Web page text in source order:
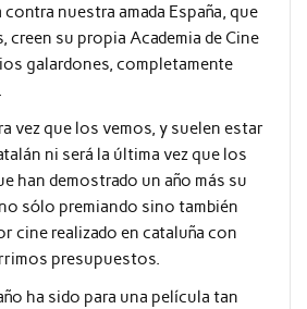
nuestra amada España, que
creen su propia Academia de Cine
galardones, completamente
vez que los vemos, y suelen estar
ni será la última vez que los
han demostrado un año más su
sólo premiando sino también
cine realizado en cataluña con
presupuestos.
ha sido para una película tan